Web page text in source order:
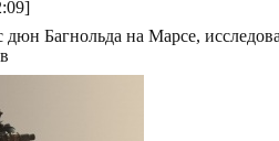
дюн Багнольда на Марсе,